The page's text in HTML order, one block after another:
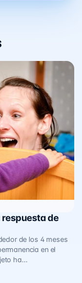
respuesta de
de los 4 meses
en el
ha…